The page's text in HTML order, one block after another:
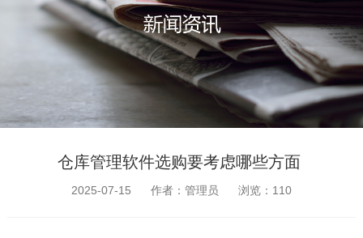
仓库管理软件选购要考虑哪些方面
2025-07-15 作者：管理员 浏览： 110